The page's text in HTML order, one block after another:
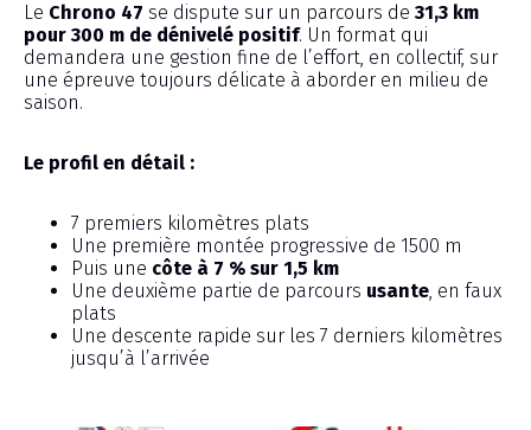
Le Chrono 47 se dispute sur un parcours de 31,3 km
pour 300 m de dénivelé positif. Un format qui
demandera une gestion fine de l’effort, en collectif, sur
une épreuve toujours délicate à aborder en milieu de
saison.
Le profil en détail :
7 premiers kilomètres plats
Une première montée progressive de 1500 m
Puis une côte à 7 % sur 1,5 km
Une deuxième partie de parcours usante, en faux
plats
Une descente rapide sur les 7 derniers kilomètres
jusqu’à l’arrivée